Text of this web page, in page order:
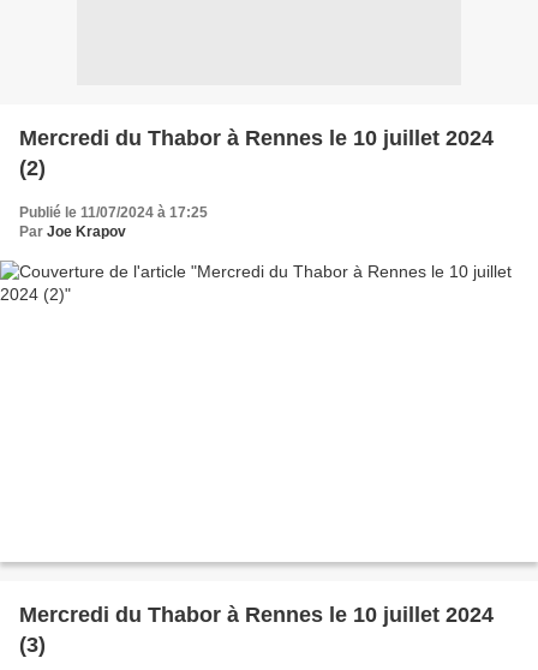
Mercredi du Thabor à Rennes le 10 juillet 2024
(2)
Publié le 11/07/2024 à 17:25
Par Joe Krapov
Mercredi du Thabor à Rennes le 10 juillet 2024
(3)